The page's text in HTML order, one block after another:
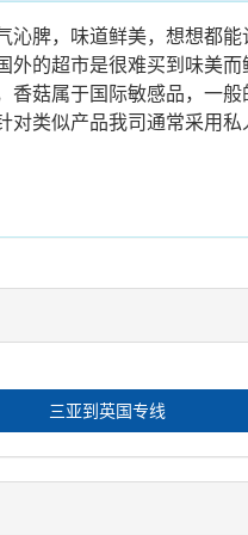
脾，味道鲜美，想想都
的超市是很难买到味美
菇属于国际敏感品，一
类似产品我司通常采用
三亚到英国专线